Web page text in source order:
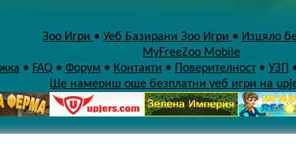
Зоо Игри • Уеб Базирани Зоо Игри • Изцяло
MyFreeZoo Mobile
• FAQ • Форум • Контакти • Поверителност• УЗП
Ще намериш още безплатни уеб игри на